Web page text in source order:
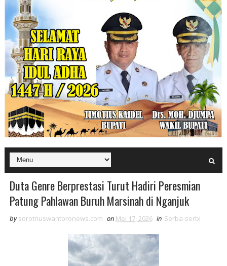
Duta Genre Berprestasi Turut Hadiri Peresmian
Patung Pahlawan Buruh Marsinah di Nganjuk
by sorotnuswantoronews.com on Mei 17, 2026 in Serba-serbi